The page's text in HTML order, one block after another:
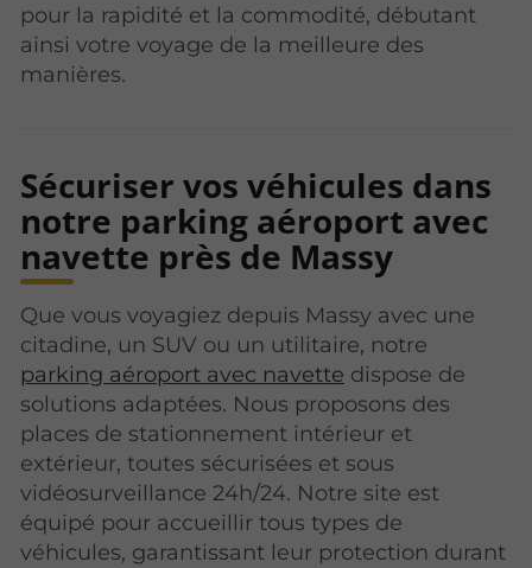
pour la rapidité et la commodité, débutant
ainsi votre voyage de la meilleure des
manières.
Sécuriser vos véhicules dans
notre parking aéroport avec
navette près de Massy
Que vous voyagiez depuis Massy avec une
citadine, un SUV ou un utilitaire, notre
parking aéroport avec navette dispose de
solutions adaptées. Nous proposons des
places de stationnement intérieur et
extérieur, toutes sécurisées et sous
vidéosurveillance 24h/24. Notre site est
équipé pour accueillir tous types de
véhicules, garantissant leur protection durant